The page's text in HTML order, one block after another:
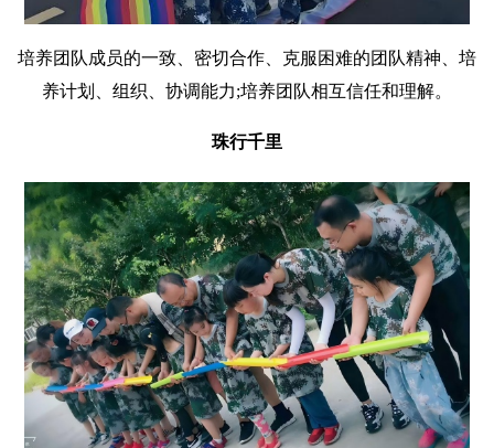
培养团队成员的一致、密切合作、克服困难的团队精神、培
养计划、组织、协调能力;培养团队相互信任和理解。
珠行千里